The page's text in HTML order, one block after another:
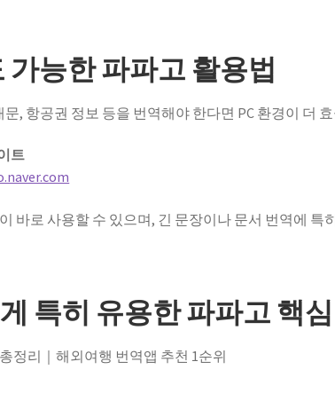
가능한 파파고 활용법
, 항공권 정보 등을 번역해야 한다면 PC 환경이 더
트
바로 사용할 수 있으며, 긴 문장이나 문서 번역에 특
특히 유용한 파파고 핵